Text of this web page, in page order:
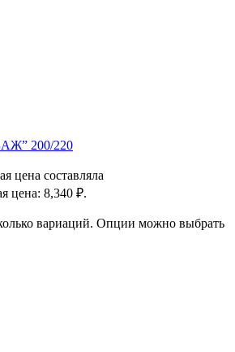
200/220
цена составляла
цена: 8,340 ₽.
вариаций. Опции можно выбрать